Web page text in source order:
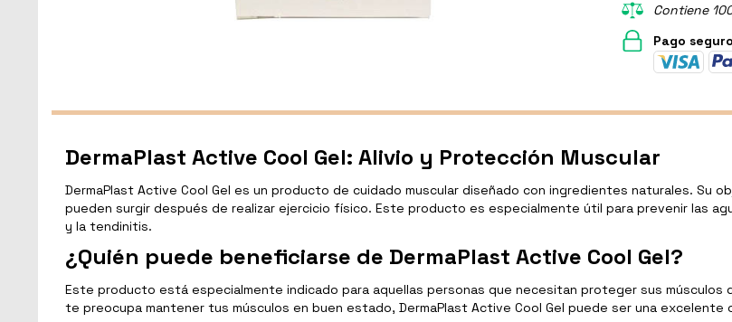
Contiene
Pago seguro
DermaPlast Active Cool Gel: Alivio y Protección Muscular
DermaPlast Active Cool Gel es un producto de cuidado muscular diseñado con ingredientes naturales. Su
pueden surgir después de realizar ejercicio físico. Este producto es especialmente útil para prevenir las
y la tendinitis.
¿Quién puede beneficiarse de DermaPlast Active Cool Gel?
Este producto está especialmente indicado para aquellas personas que necesitan proteger sus músculos
te preocupa mantener tus músculos en buen estado, DermaPlast Active Cool Gel puede ser una excelente